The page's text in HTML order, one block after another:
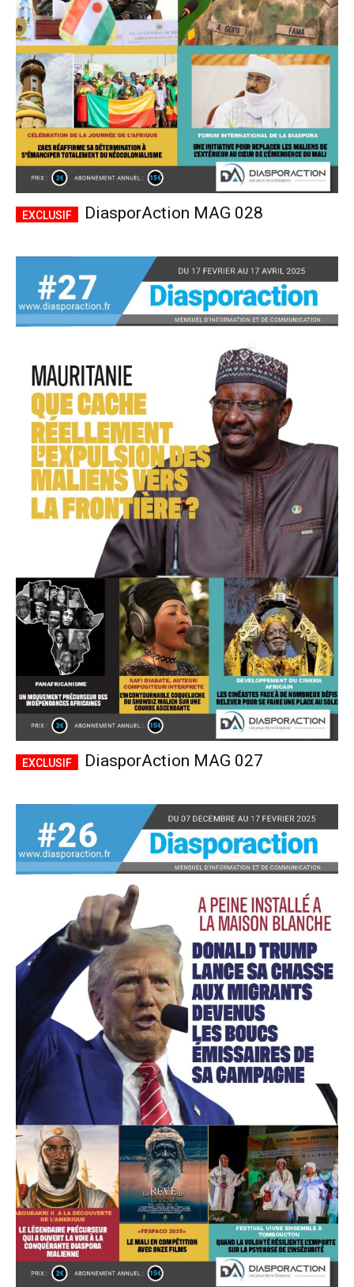
Plans d'abonnement
Accès gratuit
Gratuit /accès limité
Quelques articles
Annonces
Tous les articles
Le magazine
CHOISIR LE FORFAIT
DiasporAction MAG 028
DiasporAction MAG 027